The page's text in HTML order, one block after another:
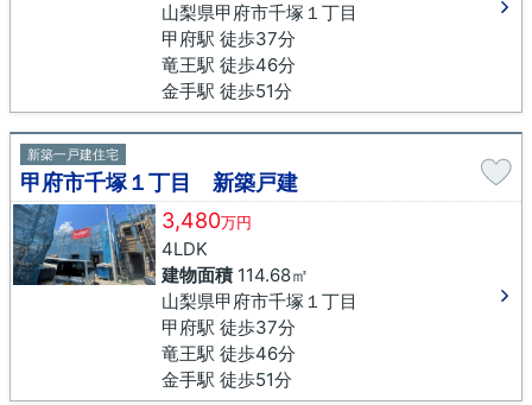
山梨県甲府市千塚１丁目
甲府駅 徒歩37分
竜王駅 徒歩46分
金手駅 徒歩51分
新築一戸建住宅
甲府市千塚１丁目 新築戸建
3,480万円
4LDK
建物面積114.68㎡
山梨県甲府市千塚１丁目
甲府駅 徒歩37分
竜王駅 徒歩46分
金手駅 徒歩51分